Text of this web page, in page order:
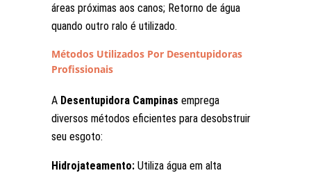
áreas próximas aos canos; Retorno de água
quando outro ralo é utilizado.
Métodos Utilizados Por Desentupidoras
Profissionais
A Desentupidora Campinas emprega
diversos métodos eficientes para desobstruir
seu esgoto:
Hidrojateamento: Utiliza água em alta